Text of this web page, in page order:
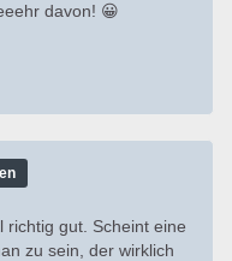
davon! 😀
richtig gut. Scheint eine
zu sein, der wirklich